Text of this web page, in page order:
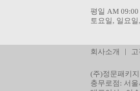
평일 AM 09:00
토요일, 일요
회사소개 |
(주)정문패키
충무로점: 서